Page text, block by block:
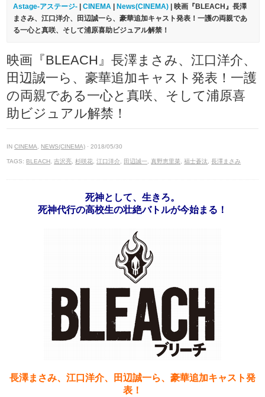
Astage-アステージ- |CINEMA News(CINEMA) | 映画『BLEACH』長澤
まさみ、江口洋介、田辺誠一ら、豪華追加キャスト発表！一護の両親であ
る一心と真咲、そして浦原喜助ビジュアル解禁！​
映画『BLEACH』長澤まさみ、江口洋介、
田辺誠一ら、豪華追加キャスト発表！一護
の両親である一心と真咲、そして浦原喜
助ビジュアル解禁！​
INCINEMA NEWS(CINEMA) · 2018/05/30
TAGS: BLEACH ,吉沢亮 ,杉咲花 ,江口洋介 田辺誠一 真野恵里菜 ,福士蒼汰 ,長澤まさみ
死神として、生きろ。
死神代行の高校生の壮絶バトルが今始まる！
長澤まさみ、江口洋介、田辺誠一ら、豪華追加キャスト発
表！